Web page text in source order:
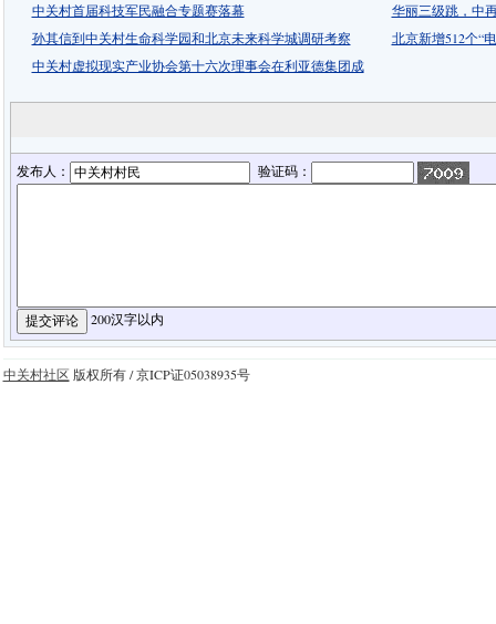
中关村首届科技军民融合专题赛落幕
华丽三级跳，中
孙其信到中关村生命科学园和北京未来科学城调研考察
北京新增512个“
中关村虚拟现实产业协会第十六次理事会在利亚德集团成
发布人： 验证码：
200汉字以内
中关村社区 版权所有 / 京ICP证05038935号